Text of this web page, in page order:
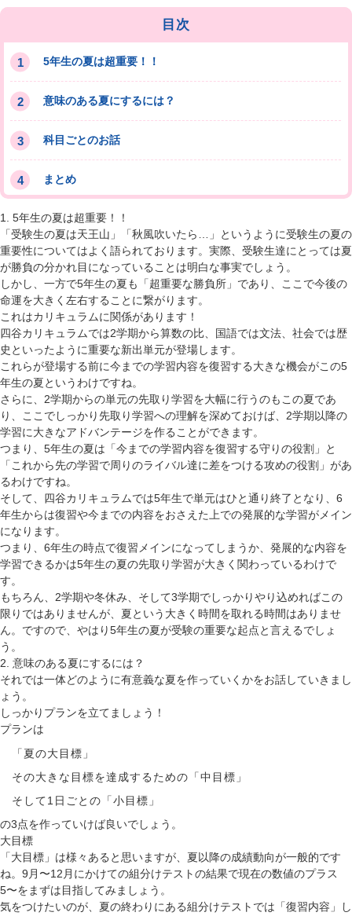
目次
5年生の夏は超重要！！
意味のある夏にするには？
科目ごとのお話
まとめ
1. 5年生の夏は超重要！！
「受験生の夏は天王山」「秋風吹いたら…」というように受験生の夏の
重要性についてはよく語られております。実際、受験生達にとっては夏
が勝負の分かれ目になっていることは明白な事実でしょう。
しかし、一方で5年生の夏も「超重要な勝負所」であり、ここで今後の
命運を大きく左右する ことに繋がります。
これはカリキュラムに関係があります！
四谷カリキュラムでは2学期から算数の比、国語では文法、社会では歴
史といったように重要な新出単元が登場します。
これらが登場する前に今までの学習内容を復習する大きな機会がこの5
年生の夏というわけですね。
さらに、2学期からの単元の先取り学習を大幅に行うのもこの夏であ
り、ここでしっかり先取り学習への理解を深めておけば、2学期以降の
学習に大きなアドバンテージを作ることができます。
つまり、5年生の夏は「今までの学習内容を復習する守りの役割」と
「これから先の学習で周りのライバル達に差をつける攻めの役割」があ
るわけですね。
そして、四谷カリキュラムでは5年生で単元はひと通り終了となり、6
年生からは復習や今までの内容をおさえた上での発展的な学習がメイン
になります。
つまり、6年生の時点で復習メインになってしまうか、発展的な内容を
学習できるかは5年生の夏の先取り学習が大きく関わっているわけで
す。
もちろん、2学期や冬休み、そして3学期でしっかりやり込めればこの
限りではありませんが、夏という大きく時間を取れる時間はありませ
ん。ですので、やはり5年生の夏が受験の重要な起点と言えるでしょ
う。
2. 意味のある夏にするには？
それでは一体どのように有意義な夏を作っていくかをお話していきまし
ょう。
しっかりプランを立てましょう！
プランは
夏の大目標」
の大きな目標を達成するための「中目標」
して1日ごとの「小目標」
の3点を作っていけば良いでしょう。
大目標
「大目標」は様々あると思いますが、 夏以降の成績動向が一般的です
ね。9月〜12月にかけての組分けテストの結果で現在の数値のプラス
5〜をまずは目指してみましょう 。
気をつけたいのが、夏の終わりにある組分けテストでは「復習内容」し